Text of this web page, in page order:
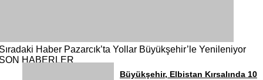
Haber Pazarcık’ta Yollar Büyükşehir’le Yenileniyor
HABERLER
Büyükşehir, Elbistan Kırsalında 10